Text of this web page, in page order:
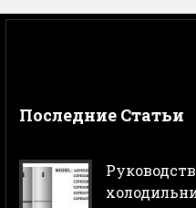
Последние Статьи